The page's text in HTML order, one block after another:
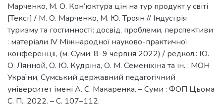
Марченко, М. О. Кон’юктура цін на тур продукт у світі
[Текст] / М. О. Марченко, М. Ю. Троян // Індустрія
туризму та гостинності: досвід, проблеми, перспективи
: матеріали ІV Міжнародної науково-практичної
конференції, (м. Суми, 8–9 червня 2022) / редкол.: Ю.
О. Лянной, О. Ю. Кудріна, О. М. Семеніхіна та ін. ; МОН
України, Сумський державний педагогічний
університет імені А. С. Макаренка. – Суми : ФОП Цьома
С. П., 2022. – С. 107–112.